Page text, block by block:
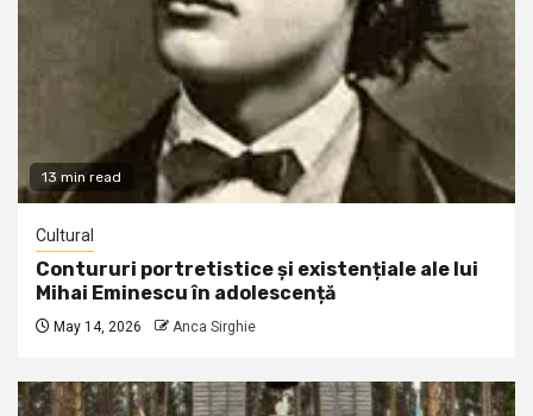
13 min read
Cultural
Contururi portretistice și existențiale ale lui
Mihai Eminescu în adolescență
May 14, 2026 Anca Sirghie